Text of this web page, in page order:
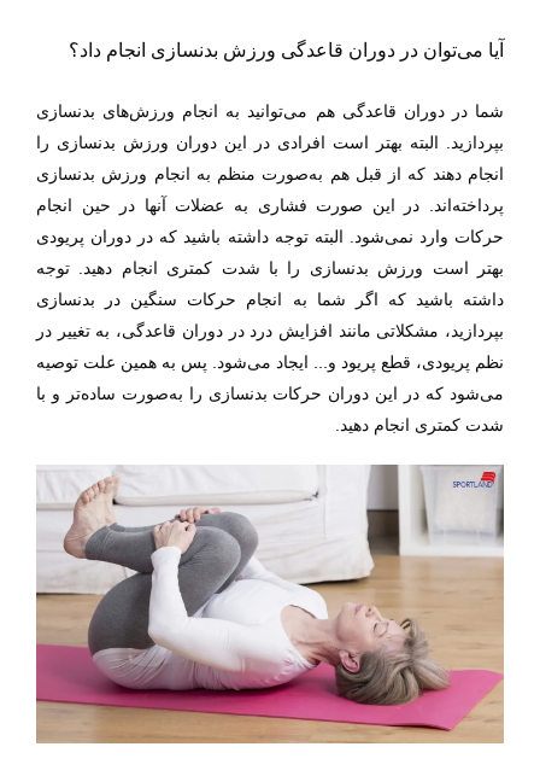
آیا می‌توان در دوران قاعدگی ورزش بدنسازی انجام داد؟
شما در دوران قاعدگی هم می‌توانید به انجام ورزش‌های بدنسازی
بپردازید. البته بهتر است افرادی در این دوران ورزش بدنسازی را
انجام دهند که از قبل هم به‌صورت منظم به انجام ورزش بدنسازی
پرداخته‌اند. در این صورت فشاری به عضلات آنها در حین انجام
حرکات وارد نمی‌شود. البته توجه داشته باشید که در دوران پریودی
بهتر است ورزش بدنسازی را با شدت کمتری انجام دهید. توجه
داشته باشید که اگر شما به
انجام حرکات سنگین در بدنسازی
بپردازید، مشکلاتی مانند افزایش درد در دوران قاعدگی، به تغییر در
نظم پریودی، قطع پریود و
ایجاد می‌شود. پس به همین علت توصیه
می‌شود که در این دوران حرکات بدنسازی را به‌صورت ساده‌تر و با
شدت کمتری انجام دهید.